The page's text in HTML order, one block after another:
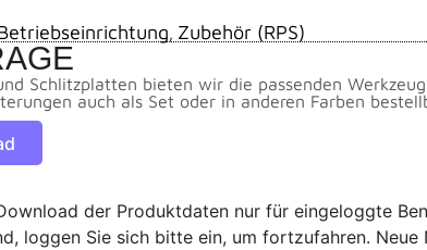
, Zubehör (RPS)
Schlitzplatten bieten wir die passenden
auch als Set oder in anderen Farben
der Produktdaten nur für eingeloggte
loggen Sie sich bitte ein, um fortzufahren. Neue